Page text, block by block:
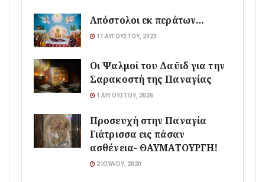
Απόστολοι εκ περάτων…
11 ΑΥΓΟΎΣΤΟΥ, 2023
Οι Ψαλμοί του Δαϋιδ για την
Σαρακοστή της Παναγίας
1 ΑΥΓΟΎΣΤΟΥ, 2026
Προσευχή στην Παναγία
Γιάτρισσα εις πάσαν
ασθένεια- ΘΑΥΜΑΤΟΥΡΓΗ!
2 ΙΟΥΛΊΟΥ, 2020